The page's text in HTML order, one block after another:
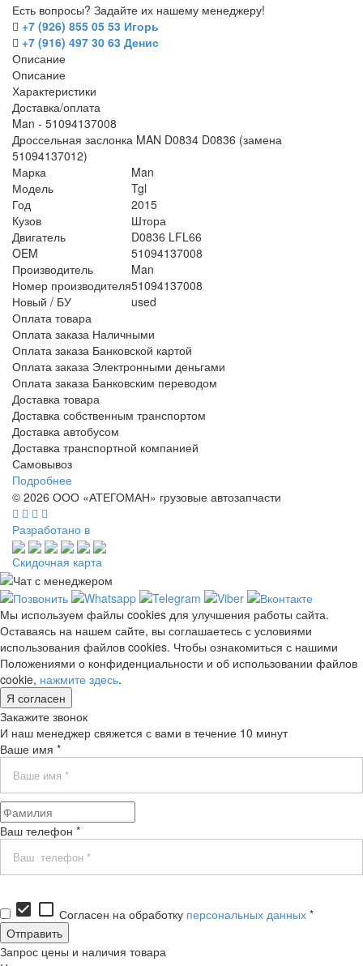
Есть вопросы? Задайте их нашему менеджеру!
+7 (926) 855 05 53 Игорь
+7 (916) 497 30 63 Денис
Описание
Описание
Характеристики
Доставка/оплата
Man - 51094137008
Дроссельная заслонка MAN D0834 D0836 (замена
51094137012)
Марка
Man
Модель
Tgl
Год
2015
Кузов
Штора
Двигатель
D0836 LFL66
OEM
51094137008
Производитель
Man
Номер производителя51094137008
Новый / БУ
used
Оплата товара
Оплата заказа Наличными
Оплата заказа Банковской картой
Оплата заказа Электронными деньгами
Оплата заказа Банковским переводом
Доставка товара
Доставка собственным транспортом
Доставка автобусом
Доставка транспортной компанией
Самовывоз
Подробнее
© 2026 ООО «АТЕГОМАН» грузовые автозапчасти
Разработано в
Скидочная карта
Мы используем файлы cookies для улучшения работы сайта.
Оставаясь на нашем сайте, вы соглашаетесь с условиями
использования файлов cookies. Чтобы ознакомиться с нашими
Положениями о конфиденциальности и об использовании файлов
cookie, нажмите здесь.
Я согласен
Закажите звонок
И наш менеджер свяжется с вами в течение 10 минут
Ваше имя *
Ваш телефон *
check_box check_box_outline_blank Согласен на обработку персональных данных *
Запрос цены и наличия товара